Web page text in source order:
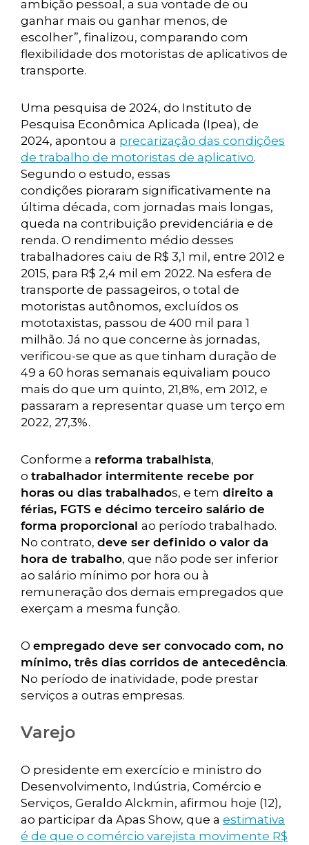
ambição pessoal, a sua vontade de ou
ganhar mais ou ganhar menos, de
escolher”, finalizou, comparando com
flexibilidade dos motoristas de aplicativos de
transporte.
Uma pesquisa de 2024, do Instituto de
Pesquisa Econômica Aplicada (Ipea), de
2024, apontou a precarização das condições
de trabalho de motoristas de aplicativo.
Segundo o estudo, essas
condições pioraram significativamente na
última década, com jornadas mais longas,
queda na contribuição previdenciária e de
renda. O rendimento médio desses
trabalhadores caiu de R$ 3,1 mil, entre 2012 e
2015, para R$ 2,4 mil em 2022. Na esfera de
transporte de passageiros, o total de
motoristas autônomos, excluídos os
mototaxistas, passou de 400 mil para 1
milhão. Já no que concerne às jornadas,
verificou-se que as que tinham duração de
49 a 60 horas semanais equivaliam pouco
mais do que um quinto, 21,8%, em 2012, e
passaram a representar quase um terço em
2022, 27,3%.
Conforme a reforma trabalhista,
o trabalhador intermitente recebe por
horas ou dias trabalhados, e tem direito a
férias, FGTS e décimo terceiro salário de
forma proporcional ao período trabalhado.
No contrato, deve ser definido o valor da
hora de trabalho, que não pode ser inferior
ao salário mínimo por hora ou à
remuneração dos demais empregados que
exerçam a mesma função.
O empregado deve ser convocado com, no
mínimo, três dias corridos de antecedência.
No período de inatividade, pode prestar
serviços a outras empresas.
Varejo
O presidente em exercício e ministro do
Desenvolvimento, Indústria, Comércio e
Serviços, Geraldo Alckmin, afirmou hoje (12),
ao participar da Apas Show, que a estimativa
é de que o comércio varejista movimente R$